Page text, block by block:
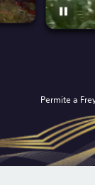
Permite a